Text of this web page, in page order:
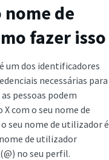
de
fazer isso
um dos identificadores
necessárias para
pessoas podem
com o seu nome de
seu nome de utilizador é
nome de utilizador
no seu perfil.